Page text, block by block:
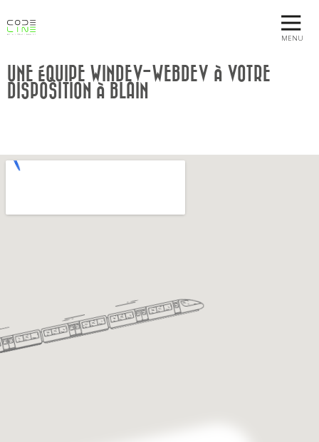
MENU
UNE ÉQUIPE WINDEV-WEBDEV À VOTRE
DISPOSITION À BLAIN